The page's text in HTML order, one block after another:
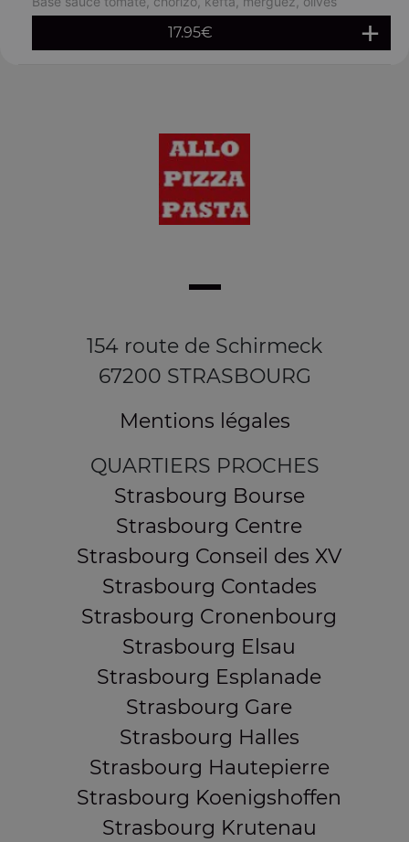
17.95€
154 route de Schirmeck
67200 STRASBOURG
Mentions légales
QUARTIERS PROCHES
Strasbourg Bourse
Strasbourg Centre
Strasbourg Conseil des XV
Strasbourg Contades
Strasbourg Cronenbourg
Strasbourg Elsau
Strasbourg Esplanade
Strasbourg Gare
Strasbourg Halles
Strasbourg Hautepierre
Strasbourg Koenigshoffen
Strasbourg Krutenau